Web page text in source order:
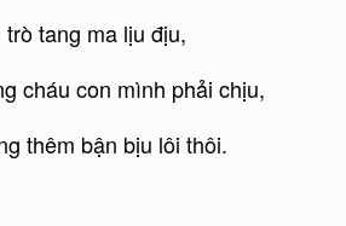
tang ma lịu địu,
cháu con mình phải chịu,
thêm bận bịu lôi thôi.